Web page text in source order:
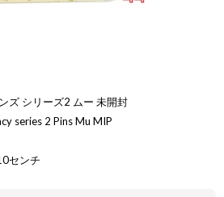
ズ シリーズ2 ムー 未開封
series 2 Pins Mu MIP
センチ